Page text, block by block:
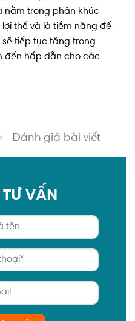
nằm trong phân khúc
thế và là tiềm năng để
sẽ tiếp tục tăng trong
đến hấp dẫn cho các
Đánh giá bài viết
VẤN